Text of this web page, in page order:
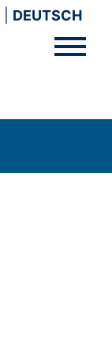
DEUTSCH